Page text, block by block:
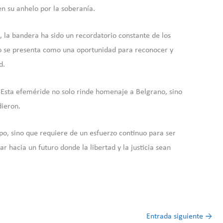
su anhelo por la soberanía.
bandera ha sido un recordatorio constante de los
presenta como una oportunidad para reconocer y
efeméride no solo rinde homenaje a Belgrano, sino
sino que requiere de un esfuerzo continuo para ser
hacia un futuro donde la libertad y la justicia sean
Entrada siguiente →